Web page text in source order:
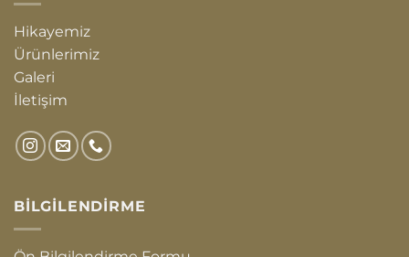
Hikayemiz
Ürünlerimiz
Galeri
İletişim
BILGILENDIRME